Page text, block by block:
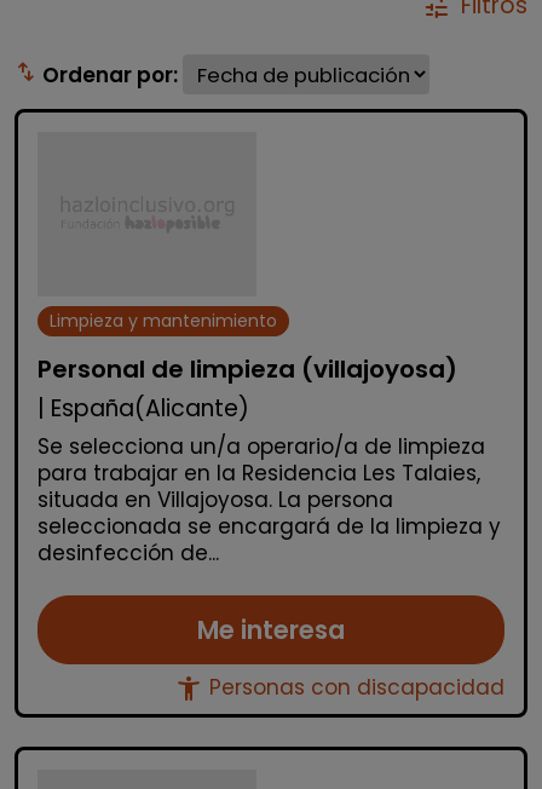
tune
swap_vert Ordenar por:
Limpieza y mantenimiento
Personal de limpieza (villajoyosa)
| España(Alicante)
Se selecciona un/a operario/a de limpieza
para trabajar en la Residencia Les Talaies,
situada en Villajoyosa. La persona
seleccionada se encargará de la limpieza y
desinfección de...
Me interesa
accessibility_new Personas con discapacidad